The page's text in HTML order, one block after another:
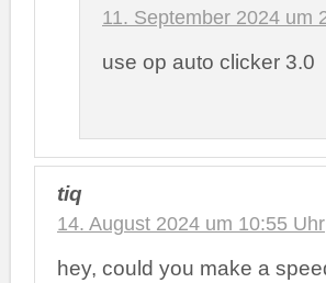
11. September 2024 um
use op auto clicker 3.0
tiq
14. August 2024 um 10:55 Uhr
hey, could you make a